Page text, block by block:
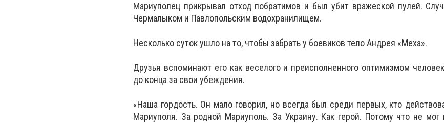
Мариуполец прикрывал отход побратимов и был убит вражеской пулей.
Чермалыком и Павлопольским водохранилищем.
Несколько суток ушло на то, чтобы забрать у боевиков тело Андрея «Меха».
Друзья вспоминают его как веселого и преисполненного оптимизмом
до конца за свои убеждения.
«Наша гордость. Он мало говорил, но всегда был среди первых, кто
Мариуполя. За родной Мариуполь. За Украину. Как герой. Потому что не мог